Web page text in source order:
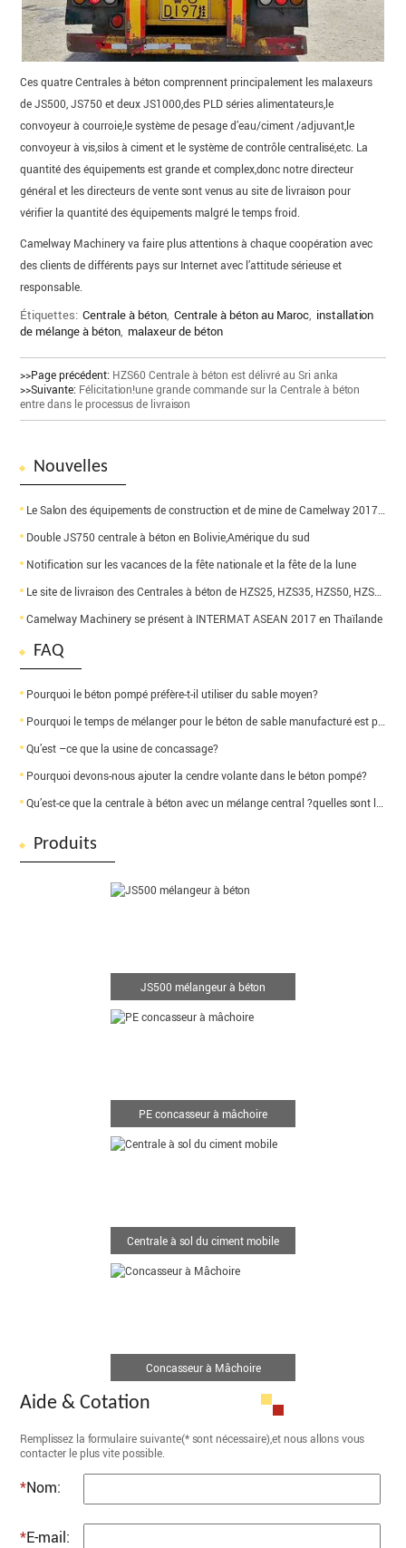
Ces quatre Centrales à béton comprennent principalement les malaxeurs
de JS500, JS750 et deux JS1000,des PLD séries alimentateurs,le
convoyeur à courroie,le système de pesage d’eau/ciment /adjuvant,le
convoyeur à vis,silos à ciment et le système de contrôle centralisé,etc. La
quantité des équipements est grande et complex,donc notre directeur
général et les directeurs de vente sont venus au site de livraison pour
vérifier la quantité des équipements malgré le temps froid.
Camelway Machinery va faire plus attentions à chaque coopération avec
des clients de différents pays sur Internet avec l’attitude sérieuse et
responsable.
Étiquettes: Centrale à béton, Centrale à béton au Maroc, installation
de mélange à béton, malaxeur de béton
>>Page précédent: HZS60 Centrale à béton est délivré au Sri anka
>>Suivante: Félicitation!une grande commande sur la Centrale à béton
entre dans le processus de livraison
Nouvelles
Le Salon des équipements de construction et de mine de Camelway 2017, en Chine
Double JS750 centrale à béton en Bolivie,Amérique du sud
Notification sur les vacances de la fête nationale et la fête de la lune
Le site de livraison des Centrales à béton de HZS25, HZS35, HZS50, HZS60 de Camelway
Camelway Machinery se présent à INTERMAT ASEAN 2017 en Thaïlande
FAQ
Pourquoi le béton pompé préfère-t-il utiliser du sable moyen?
Pourquoi le temps de mélanger pour le béton de sable manufacturé est plus long?
Qu’est –ce que la usine de concassage?
Pourquoi devons-nous ajouter la cendre volante dans le béton pompé?
Qu’est-ce que la centrale à béton avec un mélange central ?quelles sont les différences entre la cen
Produits
JS500 mélangeur à béton
PE concasseur à mâchoire
Centrale à sol du ciment mobile
Concasseur à Mâchoire
Aide & Cotation
Remplissez la formulaire suivante(* sont nécessaire),et nous allons vous
contacter le plus vite possible.
*Nom:
*E-mail: